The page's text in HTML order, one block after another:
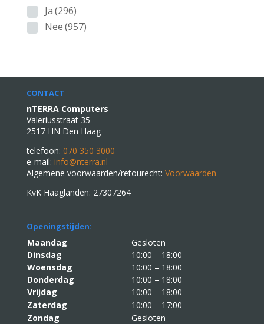
Ja(296)
Nee(957)
CONTACT
nTERRA Computers
Valeriusstraat 35
2517 HN Den Haag
telefoon: 070 350 3000
e-mail: info@nterra.nl
Algemene voorwaarden/retourecht: Voorwaarden
KvK Haaglanden: 27307264
Openingstijden:
Maandag
Gesloten
Dinsdag
10:00 – 18:00
Woensdag
10:00 – 18:00
Donderdag
10:00 – 18:00
Vrijdag
10:00 – 18:00
Zaterdag
10:00 – 17:00
Zondag
Gesloten